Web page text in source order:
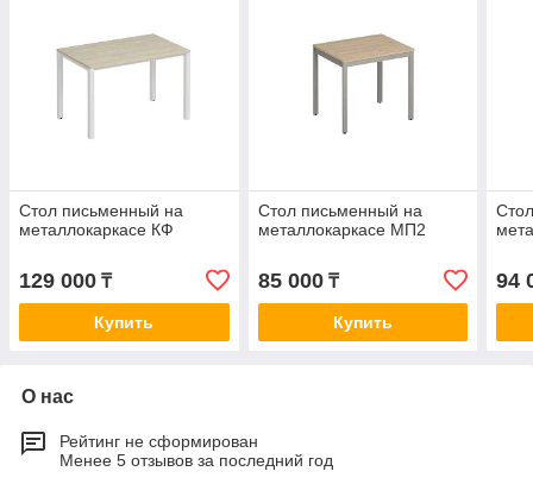
Стол письменный на
металлокаркасе КФ
129 000 ₸
Купить
Стол письменный на
металлокаркасе МП2
85 000₸
Купить
94
О нас
Рейтинг не сформирован
Менее 5 отзывов за последний год